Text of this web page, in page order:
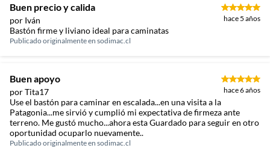
Buen precio y calida
por Iván hace 5 años
Bastón firme y liviano ideal para caminatas
Publicado originalmente en sodimac.cl
Buen apoyo
por Tita17 hace 6 años
Use el bastón para caminar en escalada...en una visita a la
Patagonia...me sirvió y cumplió mi expectativa de firmeza ante
terreno. Me gustó mucho...ahora esta Guardado para seguir en otro
oportunidad ocuparlo nuevamente..
Publicado originalmente en sodimac.cl